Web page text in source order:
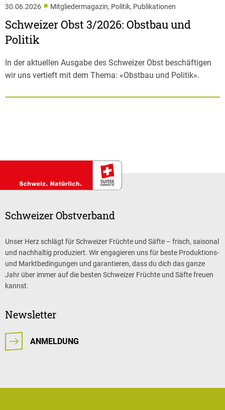
30.06.2026 ■ Mitgliedermagazin, Politik, Publikationen
Schweizer Obst 3/2026: Obstbau und
Politik
In der aktuellen Ausgabe des Schweizer Obst beschäftigen
wir uns vertieft mit dem Thema: «Obstbau und Politik».
Schweizer Obstverband
Unser Herz schlägt für Schweizer Früchte und Säfte – frisch, saisonal
und nachhaltig produziert. Wir engagieren uns für beste Produktions-
und Marktbedingungen und garantieren, dass du dich das ganze
Jahr über immer auf die besten Schweizer Früchte und Säfte freuen
kannst.
Newsletter
ANMELDUNG